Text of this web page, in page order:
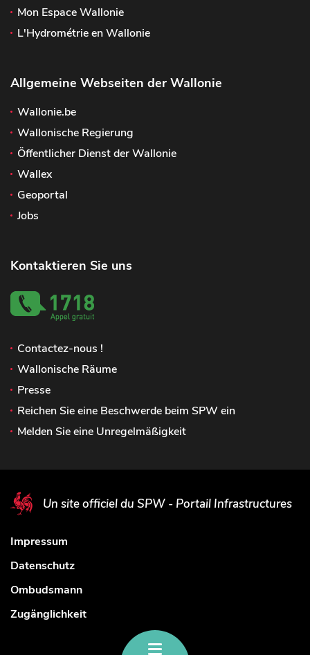
Mon Espace Wallonie
L'Hydrométrie en Wallonie
Allgemeine Webseiten der Wallonie
Wallonie.be
Wallonische Regierung
Öffentlicher Dienst der Wallonie
Wallex
Geoportal
Jobs
Kontaktieren Sie uns
Contactez-nous !
Wallonische Räume
Presse
Reichen Sie eine Beschwerde beim SPW ein
Melden Sie eine Unregelmäßigkeit
Un site officiel du SPW - Portail Infrastructures
Impressum
Datenschutz
Ombudsmann
Zugänglichkeit